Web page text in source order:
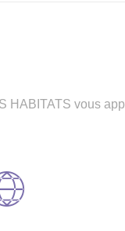
HABITATS vous